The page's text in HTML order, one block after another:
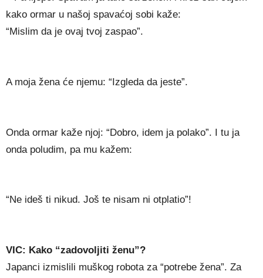
kako ormar u našoj spavaćoj sobi kaže:
“Mislim da je ovaj tvoj zaspao”.
A moja žena će njemu: “Izgleda da jeste”.
Onda ormar kaže njoj: “Dobro, idem ja polako”. I tu ja
onda poludim, pa mu kažem:
“Ne ideš ti nikud. Još te nisam ni otplatio”!
VIC: Kako “zadovoljiti ženu”?
Japanci izmislili muškog robota za “potrebe žena”. Za